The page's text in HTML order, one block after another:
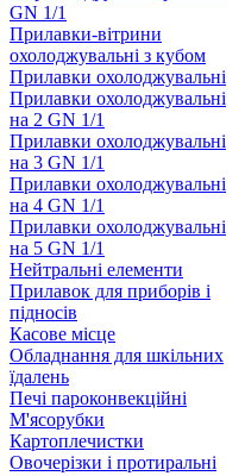
GN 1/1
Прилавки-вітрини
охолоджувальні з кубом
Прилавки охолоджувальні
Прилавки охолоджувальні
на 2 GN 1/1
Прилавки охолоджувальні
на 3 GN 1/1
Прилавки охолоджувальні
на 4 GN 1/1
Прилавки охолоджувальні
на 5 GN 1/1
Нейтральні елементи
Прилавок для приборів і
підносів
Касове місце
Обладнання для шкільних
їдалень
Печі пароконвекційні
М'ясорубки
Картоплечистки
Овочерізки і протиральні